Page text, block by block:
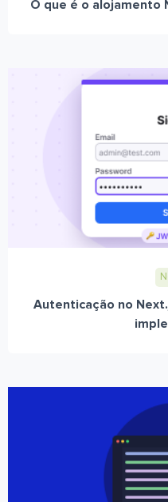
O que é o alojamento
Autenticação no